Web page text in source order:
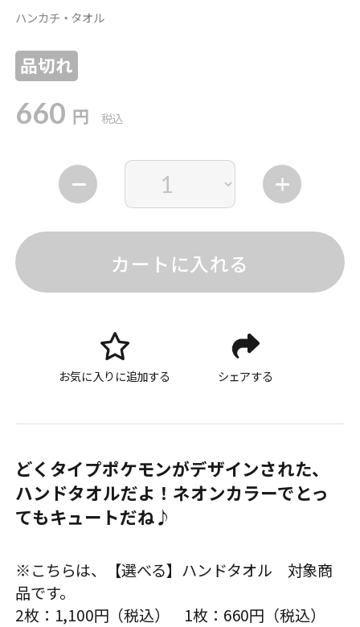
ハンカチ・タオル
品切れ
660 円 税込
カートに入れる
お気に入りに追加する シェアする
どくタイプポケモンがデザインされた、
ハンドタオルだよ！ネオンカラーでとっ
てもキュートだね♪
※こちらは、【選べる】ハンドタオル 対象商
品です。
2枚：1,100円（税込） 1枚：660円（税込）